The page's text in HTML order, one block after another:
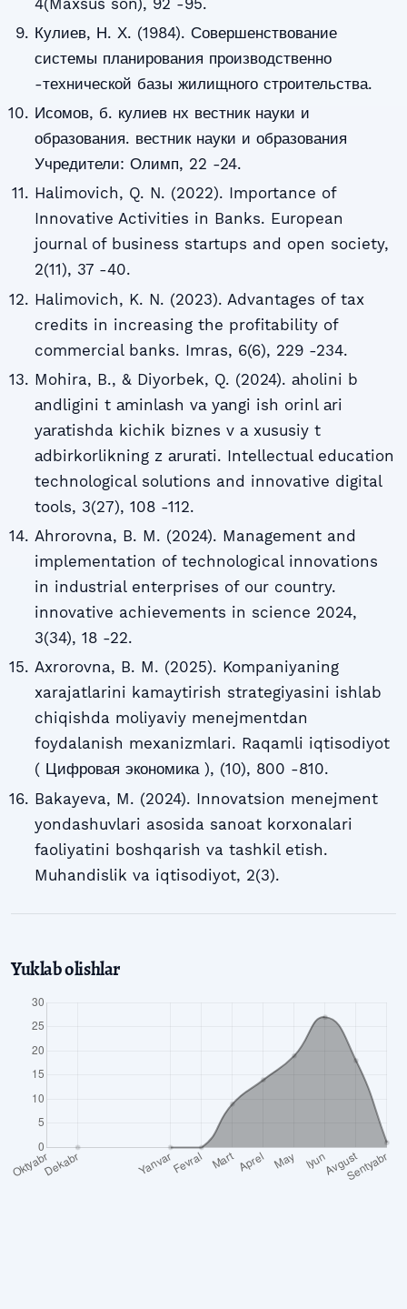
Кулиев, Н. Х. (1984). Совершенствование
системы планирования производственно
-технической базы жилищного строительства.
Исомов, б. кулиев нх вестник науки и
образования. вестник науки и образования
Учредители: Олимп, 22 -24.
Halimovich, Q. N. (2022). Importance of
Innovative Activities in Banks. European
journal of business startups and open society,
2(11), 37 -40.
Halimovich, K. N. (2023). Advantages of tax
credits in increasing the profitability of
commercial banks. Imras, 6(6), 229 -234.
Mohira, B., & Diyorbek, Q. (2024). аholini b
аndligini t аminlаsh vа yаngi ish orinl аri
yаrаtishda kichik biznes v а xususiy t
аdbirkorlikning z аrurаti. Intellectual education
technological solutions and innovative digital
tools, 3(27), 108 -112.
Ahrorovna, B. M. (2024). Management and
implementation of technological innovations
in industrial enterprises of our country.
innovative achievements in science 2024,
3(34), 18 -22.
Axrorovna, B. M. (2025). Kompaniyaning
xarajatlarini kamaytirish strategiyasini ishlab
chiqishda moliyaviy menejmentdan
foydalanish mexanizmlari. Raqamli iqtisodiyot
( Цифровая экономика ), (10), 800 -810.
Bakayeva, M. (2024). Innovatsion menejment
yondashuvlari asosida sanoat korxonalari
faoliyatini boshqarish va tashkil etish.
Muhandislik va iqtisodiyot, 2(3).
Yuklab olishlar